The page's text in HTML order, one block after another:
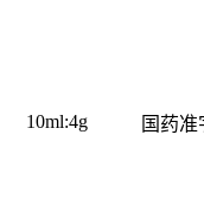
10ml:4g 国药准